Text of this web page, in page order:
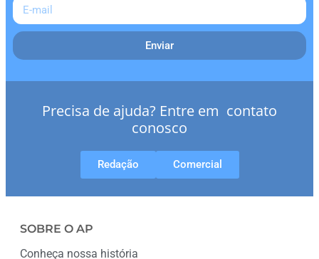
Enviar
Precisa de ajuda? Entre em contato
conosco
Redação Comercial
SOBRE O AP
Conheça nossa história